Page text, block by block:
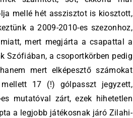
mellé hét asszisztot is kiosztott,
a 2009-2010-es szezonhoz,
mert megjárta a csapattal a
Szófiában, a csoportkörben pedig
mert elképesztő számokat
17 (!) gólpasszt jegyzett,
mutatóval zárt, ezek hihetetlen
a legjobb játékosnak járó Zilahi-